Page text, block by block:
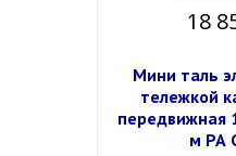
18
Мини таль
тележкой
передвижная
м РА